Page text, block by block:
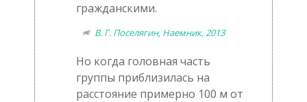
гражданскими.
В. Г. Поселягин, Наемник, 2013
Но когда головная часть
группы приблизилась на
расстояние примерно 100 м от